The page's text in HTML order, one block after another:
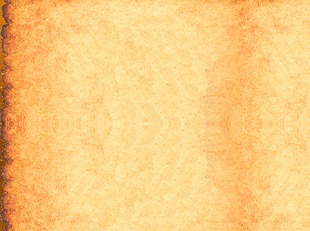
Кланнад [ТВ-2] - 20
Кланнад [ТВ-2] - 21
Кланнад [ТВ-2] - 22
Ru трафик.
Кланнад [ТВ-2] - 1
Кланнад [ТВ-2] - 2
Кланнад [ТВ-2] - 3